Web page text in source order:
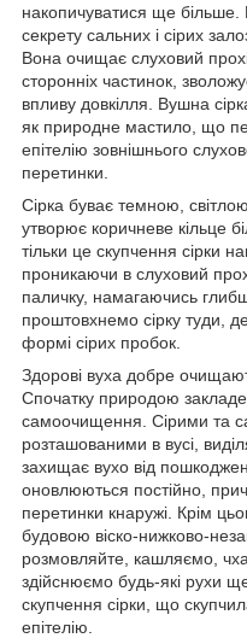
накопичуватися ще більше.
секрету сальних і сірих
Вона очищає слуховий
сторонніх частинок,
впливу довкілля. Вушна
як природне мастило, що
епітелію зовнішнього
перетинки.
Сірка буває темною,
утворює коричневе кільце
тільки це скупчення сірки
проникаючи в слуховий
паличку, намагаючись
проштовхнемо сірку туди,
формі сірих пробок.
Здорові вуха добре
Спочатку природою
самоочищення. Сірими та
розташованими в вусі,
захищає вухо від
оновлюються постійно,
перетинки кнаружі. Крім
будовою віско-нижково-
розмовляйте, кашляємо,
здійснюємо будь-які рухи
скупчення сірки, що
епітелію.